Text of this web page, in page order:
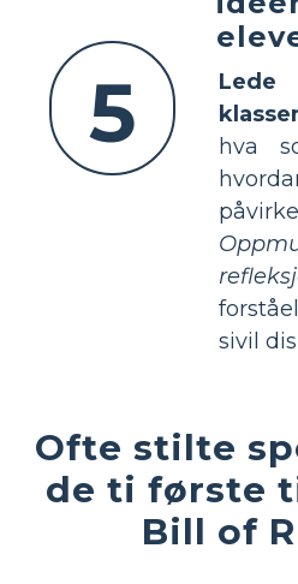
5
hva
sivil
Ofte stilte
de ti første
Bill of